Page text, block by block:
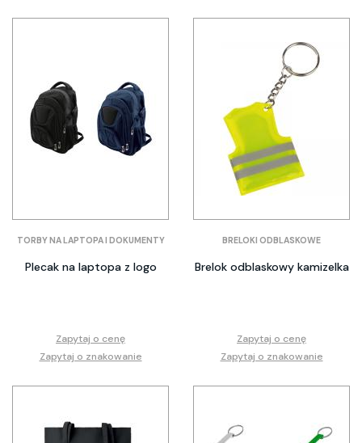
TORBY NA LAPTOPA I DOKUMENTY
Plecak na laptopa z logo
Zapytaj o cenę
Zapytaj o znakowanie
BRELOKI ODBLASKOWE
Brelok odblaskowy kamizelka
Zapytaj o cenę
Zapytaj o znakowanie